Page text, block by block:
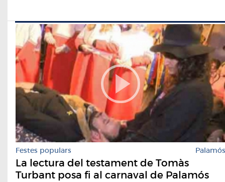
Festes populars Palamós
La lectura del testament de Tomàs
Turbant posa fi al carnaval de Palamós